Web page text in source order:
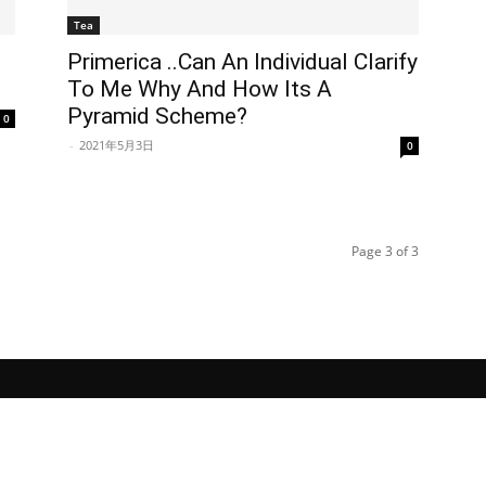
0
Tea
Primerica ..Can An Individual Clarify
To Me Why And How Its A
Pyramid Scheme?
- 2021年5月3日 0
Page 3 of 3